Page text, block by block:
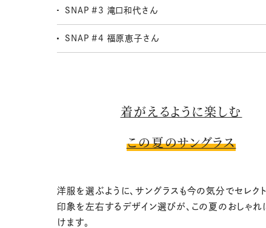
SNAP #3 滝口和代さん
SNAP #4 福原恵子さん
着がえるように楽しむ
この夏のサングラス
洋服を選ぶように、サングラスも今の気分でセレクト
印象を左右するデザイン選びが、この夏のおしゃれ
けます。